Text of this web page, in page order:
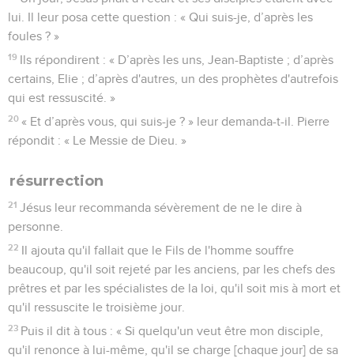
lui. Il leur posa cette question : « Qui suis-je, d’après les
foules ? »
19 Ils répondirent : « D’après les uns, Jean-Baptiste ; d’après
certains, Elie ; d’après d'autres, un des prophètes d'autrefois
qui est ressuscité. »
20 « Et d’après vous, qui suis-je ? » leur demanda-t-il. Pierre
répondit : « Le Messie de Dieu. »
résurrection
21 Jésus leur recommanda sévèrement de ne le dire à
personne.
22 Il ajouta qu'il fallait que le Fils de l'homme souffre
beaucoup, qu'il soit rejeté par les anciens, par les chefs des
prêtres et par les spécialistes de la loi, qu'il soit mis à mort et
qu'il ressuscite le troisième jour.
23 Puis il dit à tous : « Si quelqu'un veut être mon disciple,
qu'il renonce à lui-même, qu'il se charge [chaque jour] de sa